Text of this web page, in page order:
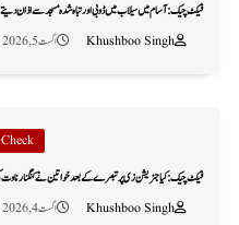
فیکٹ چیک: آسام میں سیلاب میں ڈوبی اور تباہ شدہ مسجد سے اذان
Khushboo Singh
اگست 5, 2026
فیکٹ چیک: کیا جنریشن زی پر تبصرے کے بعد خواتین نے کنگنا رناوت
Khushboo Singh
اگست 4, 2026